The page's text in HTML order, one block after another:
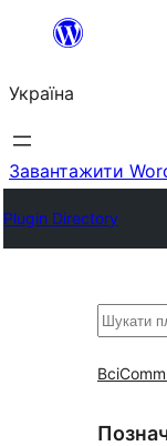
Перейти
вмісту
Україна
Завантажити
Plugin Directory
Пошук
Всі